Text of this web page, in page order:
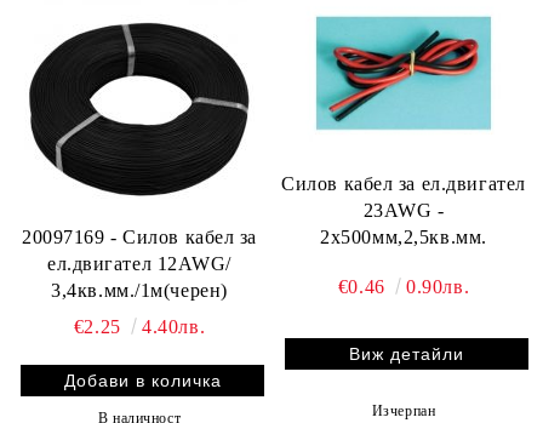
20097169 - Силов кабел за
ел.двигател 12AWG/
3,4кв.мм./1м(черен)
€2.25
4.40лв.
В наличност
Силов кабел за ел.двигател
23AWG -
2x500мм,2,5кв.мм.
€0.46 0.90лв.
Виж детайли
Изчерпан